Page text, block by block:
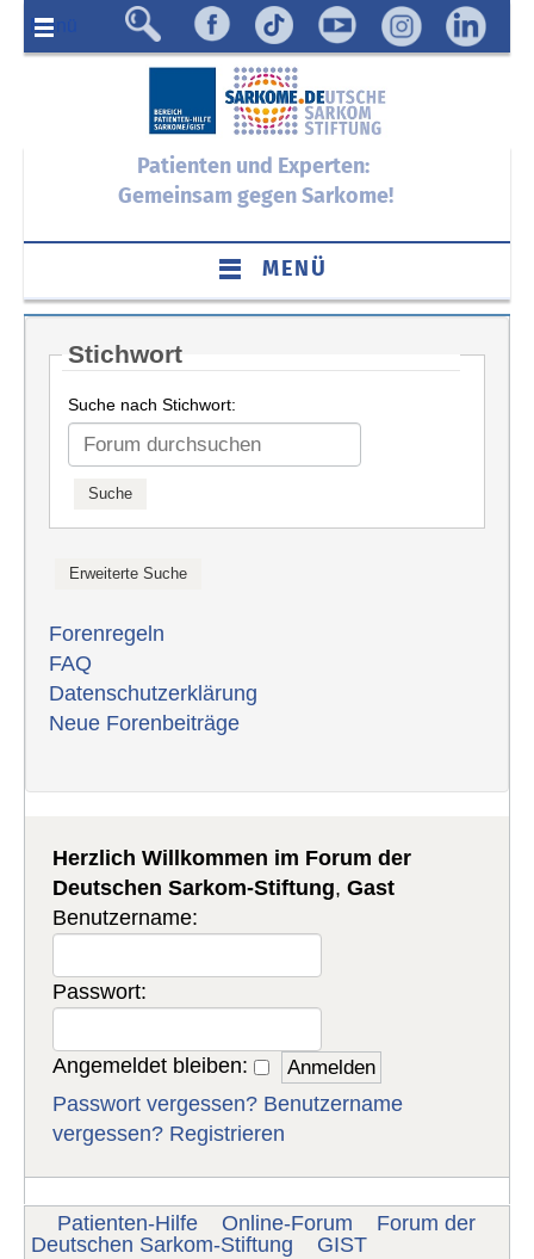
Menü
Patienten und Experten:
Gemeinsam gegen Sarkome!
MENÜ
Stichwort
Suche nach Stichwort:
Forenregeln
FAQ
Datenschutzerklärung
Neue Forenbeiträge
Herzlich Willkommen im Forum der
Deutschen Sarkom-Stiftung,Gast
Benutzername:
Passwort:
Angemeldet bleiben:
Passwort vergessen? Benutzername
vergessen? Registrieren
Patienten-Hilfe Online-Forum
Forum der
Deutschen Sarkom-Stiftung
GIST